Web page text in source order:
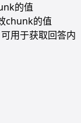
的值
chunk的值
用于获取回答内